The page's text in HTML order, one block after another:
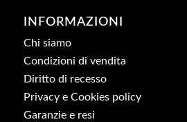
INFORMAZIONI
Chi siamo
Condizioni di vendita
Diritto di recesso
Privacy e Cookies policy
Garanzie e resi